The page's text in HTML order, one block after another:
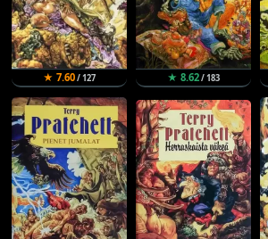
★ 7.60/ 127 ★ 8.62/ 183